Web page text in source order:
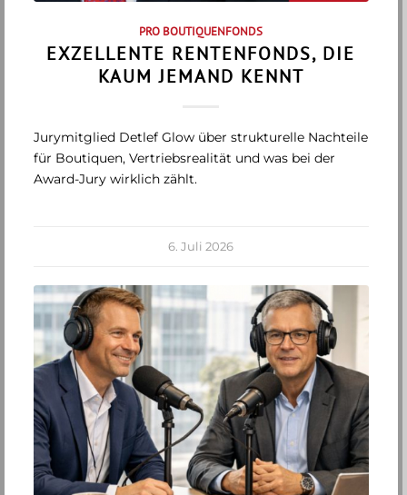
PRO BOUTIQUENFONDS
EXZELLENTE RENTENFONDS, DIE
KAUM JEMAND KENNT
Jurymitglied Detlef Glow über strukturelle Nachteile
für Boutiquen, Vertriebsrealität und was bei der
Award-Jury wirklich zählt.
6. Juli 2026